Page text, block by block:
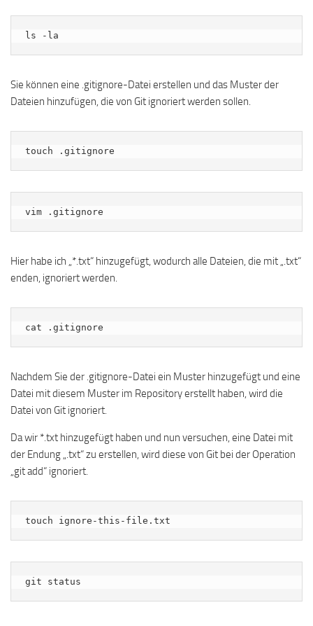
ls -la
Sie können eine .gitignore-Datei erstellen und das Muster der
Dateien hinzufügen, die von Git ignoriert werden sollen.
touch .gitignore
vim .gitignore
Hier habe ich „*.txt“ hinzugefügt, wodurch alle Dateien, die mit „.txt“
enden, ignoriert werden.
cat .gitignore
Nachdem Sie der .gitignore-Datei ein Muster hinzugefügt und eine
Datei mit diesem Muster im Repository erstellt haben, wird die
Datei von Git ignoriert.
Da wir *.txt hinzugefügt haben und nun versuchen, eine Datei mit
der Endung „.txt“ zu erstellen, wird diese von Git bei der Operation
„git add“ ignoriert.
touch ignore-this-file.txt
git status